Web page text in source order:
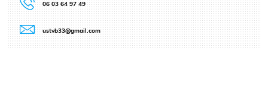
06 03 64 97 49
ustvb33@gmail.com